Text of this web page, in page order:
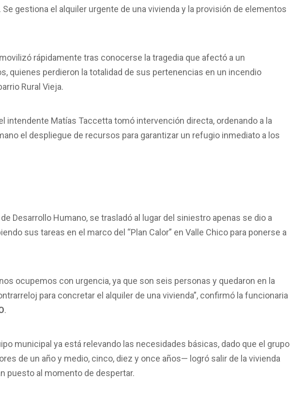
gestiona el alquiler urgente de una vivienda y la provisión de elementos
rápidamente tras conocerse la tragedia que afectó a un
quienes perdieron la totalidad de sus pertenencias en un incendio
Rural Vieja.
intendente Matías Taccetta tomó intervención directa, ordenando a la
el despliegue de recursos para garantizar un refugio inmediato a los
Desarrollo Humano, se trasladó al lugar del siniestro apenas se dio a
sus tareas en el marco del “Plan Calor” en Valle Chico para ponerse a
ocupemos con urgencia, ya que son seis personas y quedaron en la
para concretar el alquiler de una vivienda”, confirmó la funcionaria
.
municipal ya está relevando las necesidades básicas, dado que el grupo
de un año y medio, cinco, diez y once años— logró salir de la vivienda
puesto al momento de despertar.